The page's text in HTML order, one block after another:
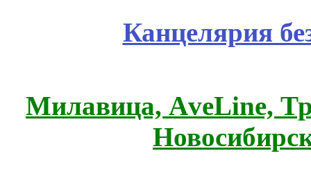
Канцелярия
Милавица, АveLine,